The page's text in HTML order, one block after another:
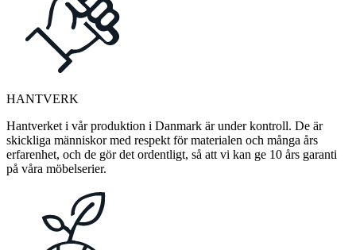
HANTVERK
Hantverket i vår produktion i Danmark är under kontroll. De är
skickliga människor med respekt för materialen och många års
erfarenhet, och de gör det ordentligt, så att vi kan ge 10 års garanti
på våra möbelserier.